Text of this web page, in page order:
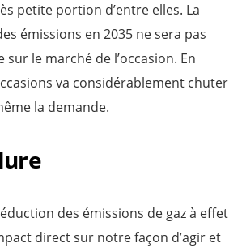
petite portion d’entre elles. La
émissions en 2035 ne sera pas
sur le marché de l’occasion. En
va considérablement chuter
la demande.
des émissions de gaz à effet
direct sur notre façon d’agir et